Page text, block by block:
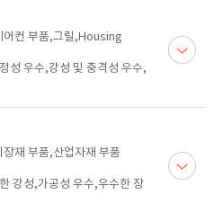
어컨 부품,그릴,Housing
성 우수,강성 및 충격성 우수,
재 부품,산업자재 부품
강성,가공성 우수,우수한 장